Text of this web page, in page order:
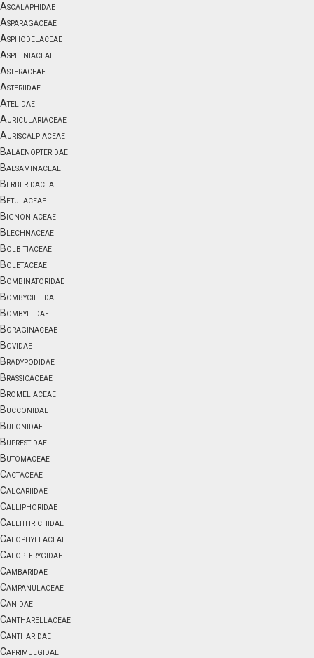
Ascalaphidae
Asparagaceae
Asphodelaceae
Aspleniaceae
Asteraceae
Asteriidae
Atelidae
Auriculariaceae
Auriscalpiaceae
Balaenopteridae
Balsaminaceae
Berberidaceae
Betulaceae
Bignoniaceae
Blechnaceae
Bolbitiaceae
Boletaceae
Bombinatoridae
Bombycillidae
Bombyliidae
Boraginaceae
Bovidae
Bradypodidae
Brassicaceae
Bromeliaceae
Bucconidae
Bufonidae
Buprestidae
Butomaceae
Cactaceae
Calcariidae
Calliphoridae
Callithrichidae
Calophyllaceae
Calopterygidae
Cambaridae
Campanulaceae
Canidae
Cantharellaceae
Cantharidae
Caprimulgidae